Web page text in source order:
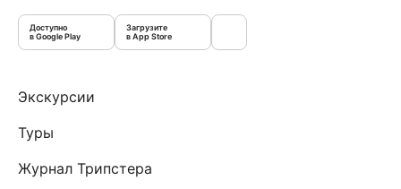
Доступно
в Google Play
Загрузите
в App Store
Экскурсии
Туры
Журнал Трипстера